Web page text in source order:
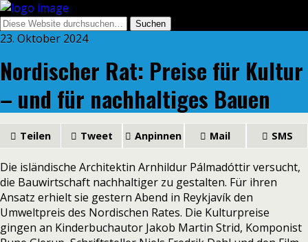
23. Oktober 2024
Nordischer Rat: Preise für Kultur
– und für nachhaltiges Bauen
Teilen Tweet Anpinnen Mail SMS
Die isländische Architektin Arnhildur Pálmadóttir versucht,
die Bauwirtschaft nachhaltiger zu gestalten. Für ihren
Ansatz erhielt sie gestern Abend in Reykjavík den
Umweltpreis des Nordischen Rates. Die Kulturpreise
gingen an Kinderbuchautor Jakob Martin Strid, Komponist